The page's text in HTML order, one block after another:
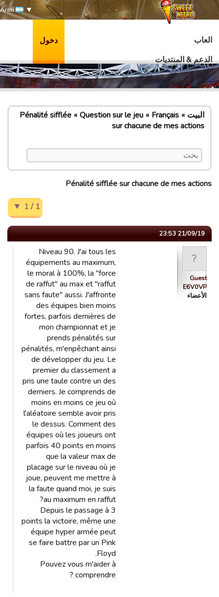
Arab
العاب
الدعم & المنتديات
دخول
البيت Français
Question sur le jeu
Pénalité sifflée
sur chacune de mes actions
Pénalité sifflée sur chacune de mes actions
1 / 1
21/09/19 23:53
Guest
E6V0VP
الأعضاء
Niveau 90. J'ai tous les
équipements au maximum,
le moral à 100%, la "force
de raffut" au max et "raffut
sans faute" aussi. J'affronte
des équipes bien moins
fortes, parfois dernières de
mon championnat et je
prends pénalités sur
pénalités, m'enpêchant ainsi
de développer du jeu. Le
premier du classement a
pris une taule contre un des
derniers. Je comprends de
moins en moins ce jeu où
l'aléatoire semble avoir pris
le dessus. Comment des
équipes où les joueurs ont
parfois 40 points en moins
que la valeur max de
placage sur le niveau où je
joue, peuvent me mettre à
la faute quand moi, je suis
au maximum en raffut?
Depuis le passage à 3
points la victoire, même une
équipe hyper armée peut
se faire battre par un Pink
Floyd.
Pouvez vous m'aider à
comprendre ?